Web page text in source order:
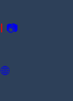
📷
🌐